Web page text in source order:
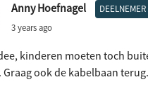
Anny Hoefnagel DEELNEMER
3 years ago
kinderen moeten toch
Graag ook de kabelbaan terug.